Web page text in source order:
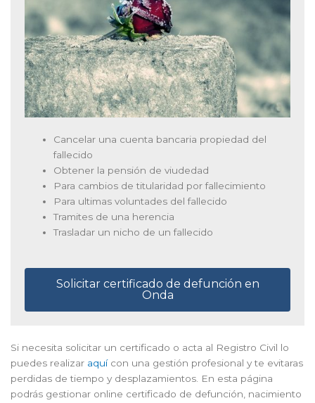
Cancelar una cuenta bancaria propiedad del
fallecido
Obtener la pensión de viudedad
Para cambios de titularidad por fallecimiento
Para ultimas voluntades del fallecido
Tramites de una herencia
Trasladar un nicho de un fallecido
Solicitar certificado de defunción en
Onda
Si necesita solicitar un certificado o acta al Registro Civil lo
puedes realizar aquícon una gestión profesional y te evitaras
perdidas de tiempo y desplazamientos. En esta página
podrás gestionar online certificado de defunción, nacimiento